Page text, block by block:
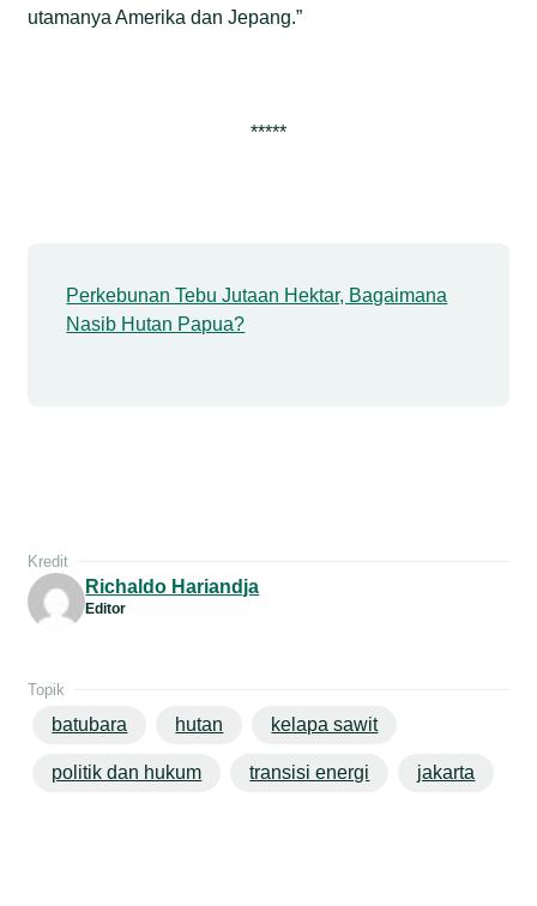
utamanya Amerika dan Jepang.”
*****
Perkebunan Tebu Jutaan Hektar, Bagaimana
Nasib Hutan Papua?
Kredit
Richaldo Hariandja
Editor
Topik
batubara hutan kelapa sawit
politik dan hukum transisi energi jakarta